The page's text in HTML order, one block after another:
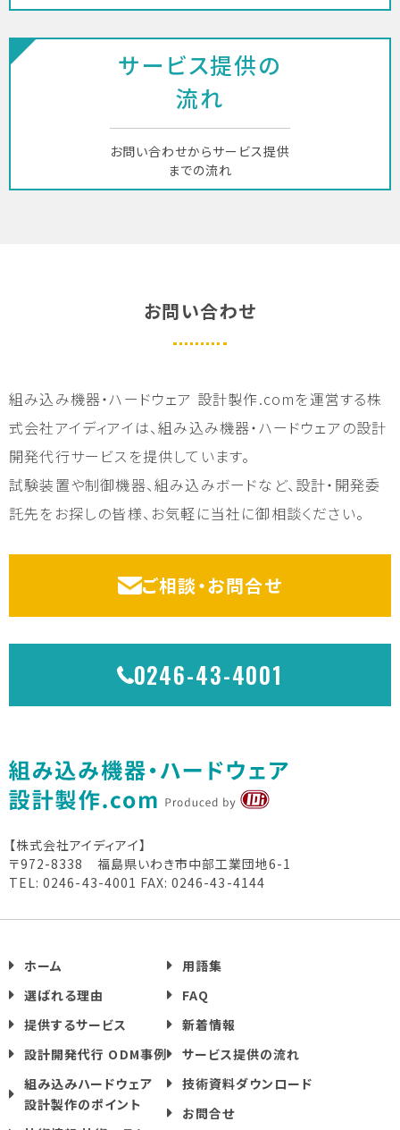
サービス提供の
流れ
お問い合わせからサービス提供
までの流れ
お問い合わせ
組み込み機器・ハードウェア 設計製作.comを運営する株
式会社アイディアイは、組み込み機器・ハードウェアの設計
開発代行サービスを提供しています。
試験装置や制御機器、組み込みボードなど、設計・開発委
託先をお探しの皆様、お気軽に当社に御相談ください。
ご相談・お問合せ
0246-43-4001
【株式会社アイディアイ】
〒972-8338 福島県いわき市中部工業団地6-1
TEL: 0246-43-4001 FAX: 0246-43-4144
ホーム
選ばれる理由
提供するサービス
設計開発代行 ODM事例
組み込みハードウェア
設計製作のポイント
用語集
FAQ
新着情報
サービス提供の流れ
技術資料ダウンロード
お問合せ